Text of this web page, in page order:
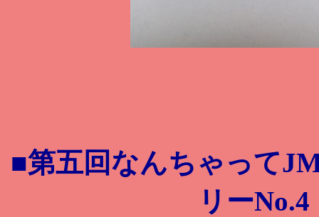
■第五回なんちゃって
リー